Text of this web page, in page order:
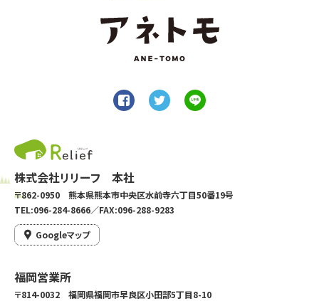
株式会社リリーフ 本社
〒862-0950 熊本県熊本市中央区水前寺六丁目50番19号
TEL:096-284-8666／FAX:096-288-9283
Googleマップ
福岡営業所
〒814-0032 福岡県福岡市早良区小田部5丁目8-10